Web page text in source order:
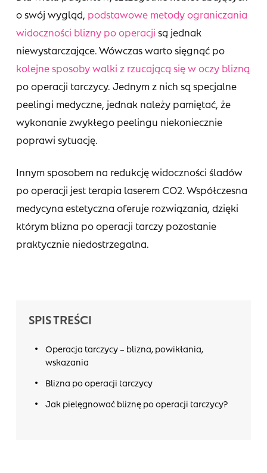
o swój wygląd, podstawowe metody ograniczania
widoczności blizny po operacji są jednak
niewystarczające. Wówczas warto sięgnąć po
kolejne sposoby walki z rzucającą się w oczy blizną
po operacji tarczycy. Jednym z nich są specjalne
peelingi medyczne, jednak należy pamiętać, że
wykonanie zwykłego peelingu niekoniecznie
poprawi sytuację.
Innym sposobem na redukcję widoczności śladów
po operacji jest terapia laserem CO2. Współczesna
medycyna estetyczna oferuje rozwiązania, dzięki
którym blizna po operacji tarczy pozostanie
praktycznie niedostrzegalna.
SPIS TREŚCI
Operacja tarczycy – blizna, powikłania,
wskazania
Blizna po operacji tarczycy
Jak pielęgnować bliznę po operacji tarczycy?